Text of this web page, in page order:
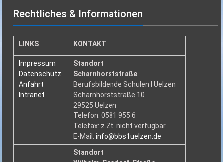
Rechtliches & Informationen
LINKS KONTAKT
Impressum
Datenschutz
Anfahrt
Intranet
Standort
Scharnhorststraße
Berufsbildende Schulen I Uelzen
Scharnhorststraße 10
29525 Uelzen
Telefon: 0581 955 6
Telefax: z.Zt. nicht verfügbar
E-Mail:info@bbs1uelzen.de
Standort